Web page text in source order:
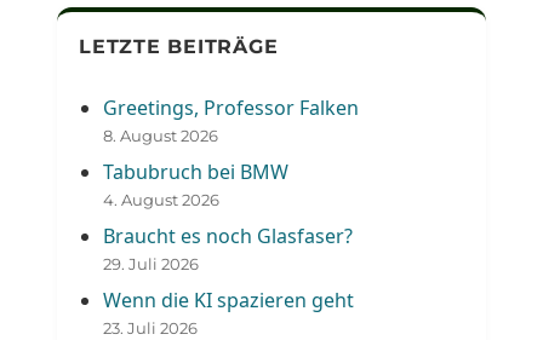
LETZTE BEITRÄGE
Greetings, Professor Falken
8. August 2026
Tabubruch bei BMW
4. August 2026
Braucht es noch Glasfaser?
29. Juli 2026
Wenn die KI spazieren geht
23. Juli 2026